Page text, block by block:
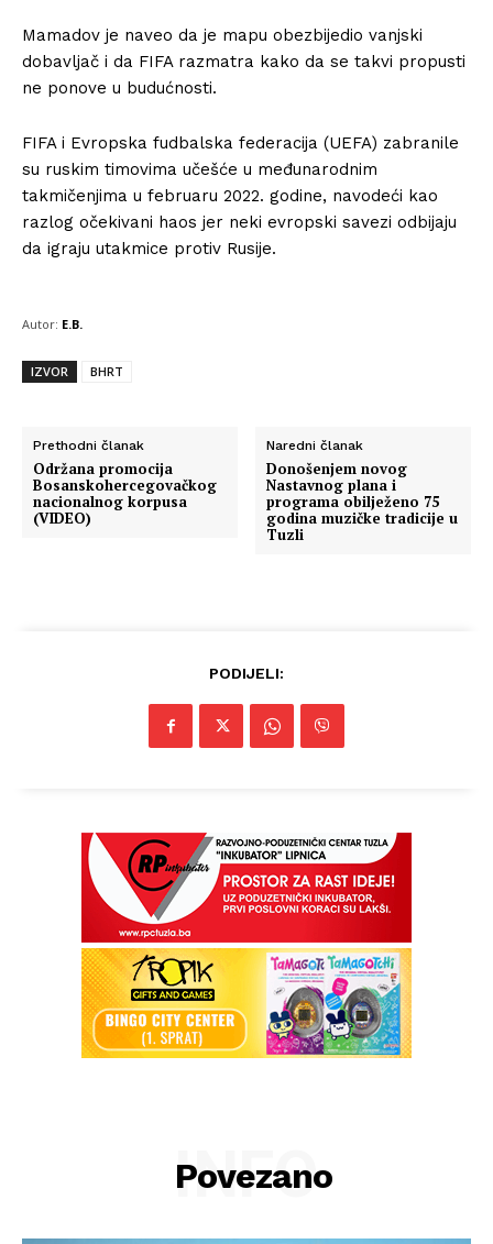
Mamadov je naveo da je mapu obezbijedio vanjski
dobavljač i da FIFA razmatra kako da se takvi propusti
ne ponove u budućnosti.
FIFA i Evropska fudbalska federacija (UEFA) zabranile
su ruskim timovima učešće u međunarodnim
takmičenjima u februaru 2022. godine, navodeći kao
razlog očekivani haos jer neki evropski savezi odbijaju
da igraju utakmice protiv Rusije.
Autor: E.B.
IZVOR BHRT
Prethodni članak
Održana promocija
Bosanskohercegovačkog
nacionalnog korpusa
(VIDEO)
Naredni članak
Donošenjem novog
Nastavnog plana i
programa obilježeno 75
godina muzičke tradicije u
Tuzli
PODIJELI:
Povezano
INFO